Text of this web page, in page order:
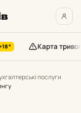
Карта тривог
послуги